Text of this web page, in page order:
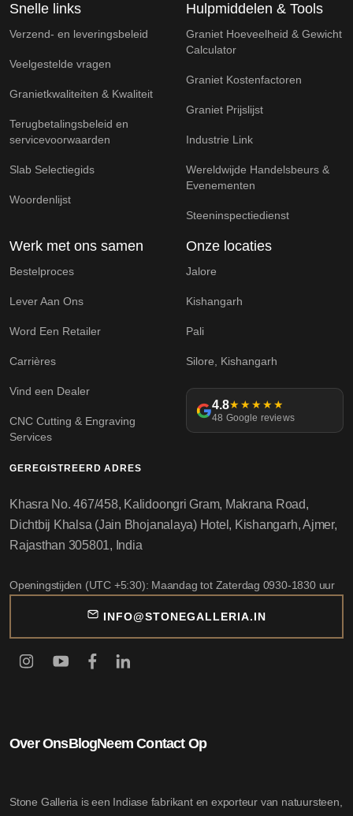
Snelle links
Verzend- en leveringsbeleid
Veelgestelde vragen
Granietkwaliteiten & Kwaliteit
Terugbetalingsbeleid en
servicevoorwaarden
Slab Selectiegids
Woordenlijst
Hulpmiddelen & Tools
Graniet Hoeveelheid & Gewicht
Calculator
Graniet Kostenfactoren
Graniet Prijslijst
Industrie Link
Wereldwijde Handelsbeurs &
Evenementen
Steeninspectiedienst
Werk met ons samen
Bestelproces
Lever Aan Ons
Word Een Retailer
Carrières
Vind een Dealer
CNC Cutting & Engraving
Services
Onze locaties
Jalore
Kishangarh
Pali
Silore, Kishangarh
4.8★★★★★
48 Google reviews
Over OnsBlogNeem Contact Op
Stone Galleria is een Indiase fabrikant en exporteur van natuursteen,
GEREGISTREERD ADRES
Khasra No. 467/458, Kalidoongri Gram, Makrana Road,
Dichtbij Khalsa (Jain Bhojanalaya) Hotel, Kishangarh, Ajmer,
Rajasthan 305801, India
Openingstijden (UTC +5:30): Maandag tot Zaterdag 0930-1830 uur
INFO@STONEGALLERIA.IN